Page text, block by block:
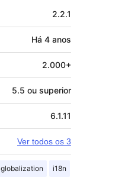
2.2.1
Há 4 anos
2.000+
5.5 ou superior
6.1.11
Ver todos os 3
globalization i18n